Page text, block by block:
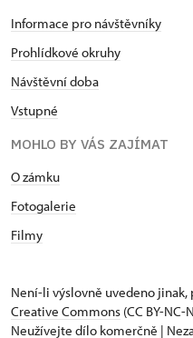
Informace pro návštěvníky
Prohlídkové okruhy
Návštěvní doba
Vstupné
MOHLO BY VÁS ZAJÍMAT
O zámku
Fotogalerie
Filmy
Není-li výslovně uvedeno
Creative Commons (CC BY-
Neužívejte dílo komerčně |